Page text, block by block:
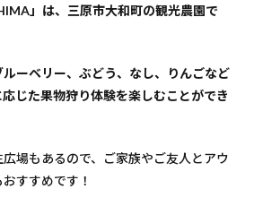
」は、三原市大和町の観光農園で
ーベリー、ぶどう、なし、りんごなど
じた果物狩り体験を楽しむことができ
場もあるので、ご家族やご友人とアウ
すすめです！